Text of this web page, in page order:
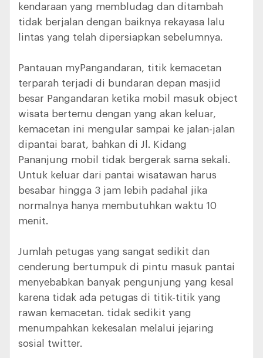
kendaraan yang membludag dan ditambah
tidak berjalan dengan baiknya rekayasa lalu
lintas yang telah dipersiapkan sebelumnya.
Pantauan myPangandaran, titik kemacetan
terparah terjadi di bundaran depan masjid
besar Pangandaran ketika mobil masuk object
wisata bertemu dengan yang akan keluar,
kemacetan ini mengular sampai ke jalan-jalan
dipantai barat, bahkan di Jl. Kidang
Pananjung mobil tidak bergerak sama sekali.
Untuk keluar dari pantai wisatawan harus
besabar hingga 3 jam lebih padahal jika
normalnya hanya membutuhkan waktu 10
menit.
Jumlah petugas yang sangat sedikit dan
cenderung bertumpuk di pintu masuk pantai
menyebabkan banyak pengunjung yang kesal
karena tidak ada petugas di titik-titik yang
rawan kemacetan. tidak sedikit yang
menumpahkan kekesalan melalui jejaring
sosial twitter.